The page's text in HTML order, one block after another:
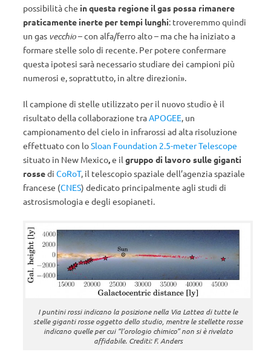
possibilità che in questa regione il gas possa rimanere
praticamente inerte per tempi lunghi: troveremmo quindi
un gas vecchio– con alfa/ferro alto – ma che ha iniziato a
formare stelle solo di recente. Per potere confermare
questa ipotesi sarà necessario studiare dei campioni più
numerosi e, soprattutto, in altre direzioni».
Il campione di stelle utilizzato per il nuovo studio è il
risultato della collaborazione traAPOGEE, un
campionamento del cielo in infrarossi ad alta risoluzione
effettuato con loSloan Foundation 2.5-meter Telescope
situato in New Mexico,e il gruppo di lavoro sulle giganti
rossedi CoRoT, il telescopio spaziale dell’agenzia spaziale
francese (CNES) dedicato principalmente agli studi di
astrosismologia e degli esopianeti.
I puntini rossi indicano la posizione nella Via Lattea di tutte le
stelle giganti rosse oggetto dello studio, mentre le stellette rosse
indicano quelle per cui “l’orologio chimico” non si è rivelato
affidabile. Crediti: F. Anders